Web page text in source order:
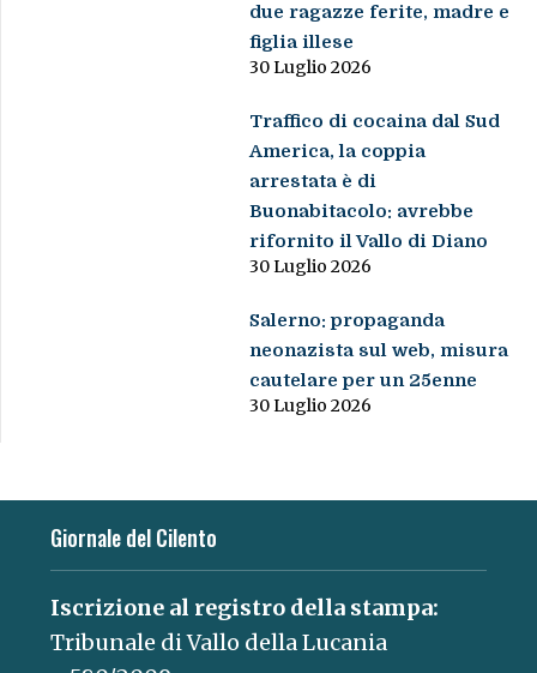
due ragazze ferite, madre e
figlia illese
30 Luglio 2026
Traffico di cocaina dal Sud
America, la coppia
arrestata è di
Buonabitacolo: avrebbe
rifornito il Vallo di Diano
30 Luglio 2026
Salerno: propaganda
neonazista sul web, misura
cautelare per un 25enne
30 Luglio 2026
Giornale del Cilento
Iscrizione al registro della stampa:
Tribunale di Vallo della Lucania